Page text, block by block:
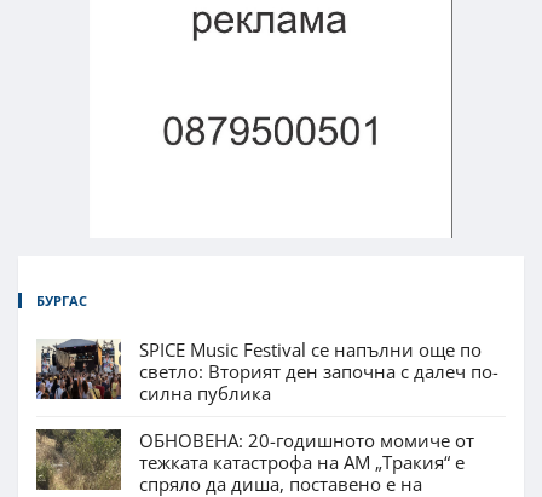
БУРГАС
SPICE Music Festival се напълни още по
светло: Вторият ден започна с далеч по-
силна публика
ОБНОВЕНА: 20-годишното момиче от
тежката катастрофа на АМ „Тракия“ е
спряло да диша, поставено е на